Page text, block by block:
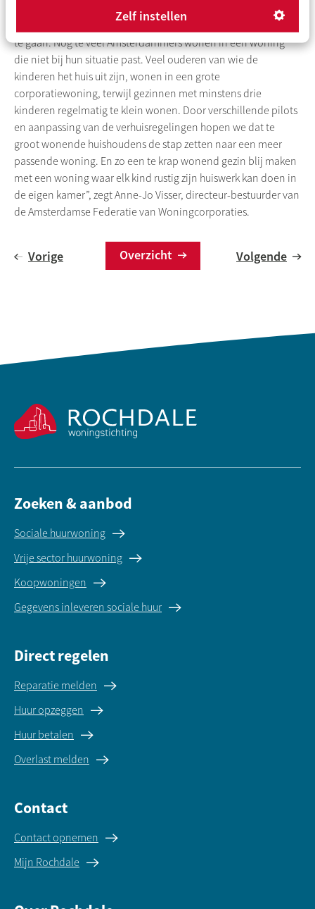
Zelf instellen
de doorstroming op de woningmarkt, maar we hebben nog
een lange weg te gaan om de mismatch in Amsterdam tegen
te gaan. Nog te veel Amsterdammers wonen in een woning
die niet bij hun situatie past. Veel ouderen van wie de
kinderen het huis uit zijn, wonen in een grote
corporatiewoning, terwijl gezinnen met minstens drie
kinderen regelmatig te klein wonen. Door verschillende pilots
en aanpassing van de verhuisregelingen hopen we dat te
groot wonende huishoudens de stap zetten naar een meer
passende woning. En zo een te krap wonend gezin blij maken
met een woning waar elk kind rustig zijn huiswerk kan doen in
de eigen kamer”, zegt Anne-Jo Visser, directeur-bestuurder van
de Amsterdamse Federatie van Woningcorporaties.
Volgende
Overzicht
Vorige
Zoeken & aanbod
Sociale huurwoning
Vrije sector huurwoning
Koopwoningen
Gegevens inleveren sociale huur
Direct regelen
Reparatie melden
Huur opzeggen
Huur betalen
Overlast melden
Contact
Contact opnemen
Mijn Rochdale